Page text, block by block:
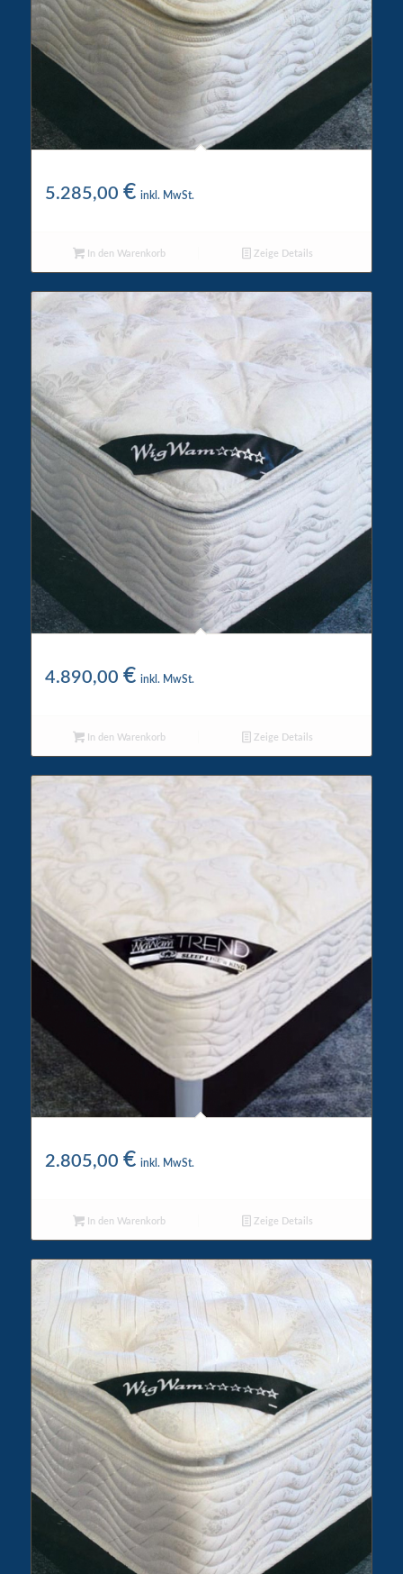
5.285,00 € inkl. MwSt.
In den Warenkorb Zeige Details
4.890,00 € inkl. MwSt.
In den Warenkorb Zeige Details
2.805,00 € inkl. MwSt.
In den Warenkorb Zeige Details